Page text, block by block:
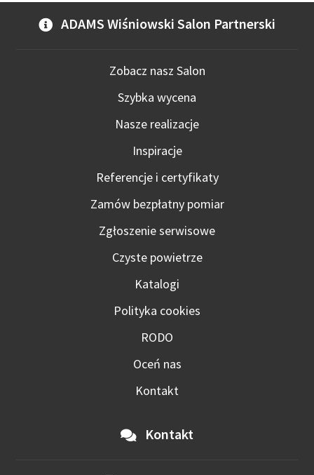
ADAMS Wiśniowski Salon Partnerski
Zobacz nasz Salon
Szybka wycena
Nasze realizacje
Inspiracje
Referencje i certyfikaty
Zamów bezpłatny pomiar
Zgłoszenie serwisowe
Czyste powietrze
Katalogi
Polityka cookies
RODO
Oceń nas
Kontakt
Kontakt